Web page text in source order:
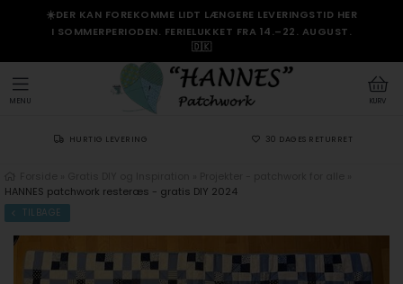
☀️DER KAN FOREKOMME LIDT LÆNGERE LEVERINGSTID HER
I SOMMERPERIODEN. FERIELUKKET FRA 14.–22. AUGUST.
🇩🇰
KURV
MENU
HURTIG LEVERING 30 DAGES RETURRET
HANNES patchwork resteræs - gratis DIY 2024
TILBAGE